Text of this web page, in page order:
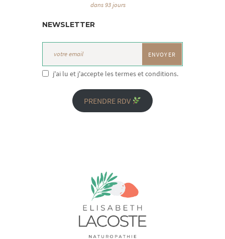
dans 93 jours
NEWSLETTER
j'ai lu et j'accepte les termes et conditions.
PRENDRE RDV